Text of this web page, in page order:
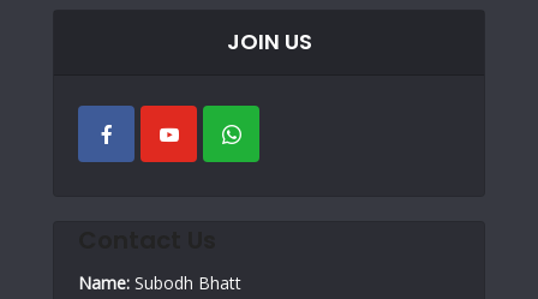
JOIN US
Name: Subodh Bhatt